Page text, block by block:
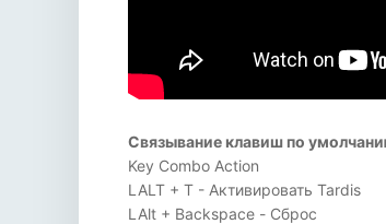
Связывание клавиш по
Key Combo Action
LALT + T - Активировать Tardis
LAlt + Backspace - Сброс